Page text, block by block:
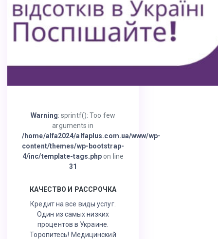
Warning: sprintf(): Too few
arguments in
/home/alfa2024/alfaplus.com.ua/www/wp-
content/themes/wp-bootstrap-
4/inc/template-tags.php on line
31
КАЧЕСТВО И РАССРОЧКА
Кредит на все виды услуг.
Один из самых низких
процентов в Украине.
Торопитесь! Медицинский